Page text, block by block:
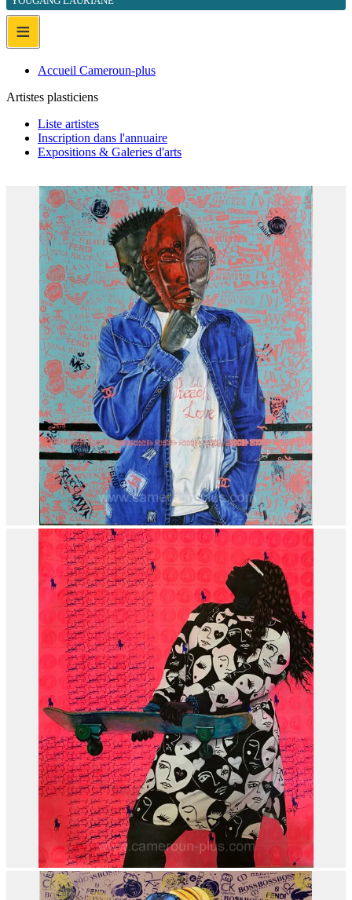
≡
Accueil Cameroun-plus
Artistes plasticiens
Liste artistes
Inscription dans l'annuaire
Expositions & Galeries d'arts